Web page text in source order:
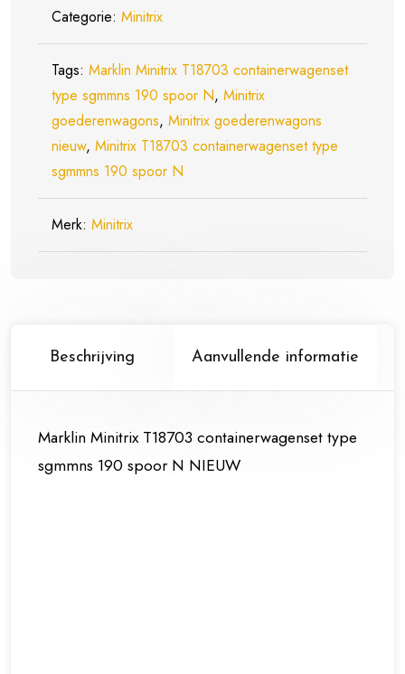
Categorie: Minitrix
Tags: Marklin Minitrix T18703 containerwagenset
type sgmmns 190 spoor N, Minitrix
goederenwagons, Minitrix goederenwagons
nieuw, Minitrix T18703 containerwagenset type
sgmmns 190 spoor N
Merk: Minitrix
Beschrijving Aanvullende informatie
Marklin Minitrix T18703 containerwagenset type
sgmmns 190 spoor N NIEUW